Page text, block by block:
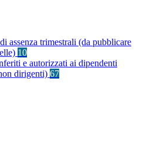
assenza trimestrali (da pubblicare
10
e autorizzati ai dipendenti
dirigenti) 67